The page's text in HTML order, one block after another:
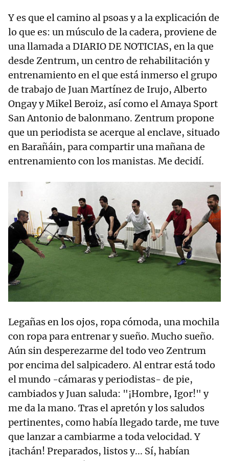
Y es que el camino al psoas y a la explicación de
lo que es: un músculo de la cadera, proviene de
una llamada a DIARIO DE NOTICIAS, en la que
desde Zentrum, un centro de rehabilitación y
entrenamiento en el que está inmerso el grupo
de trabajo de Juan Martínez de Irujo, Alberto
Ongay y Mikel Beroiz, así como el Amaya Sport
San Antonio de balonmano. Zentrum propone
que un periodista se acerque al enclave, situado
en Barañáin, para compartir una mañana de
entrenamiento con los manistas. Me decidí.
Legañas en los ojos, ropa cómoda, una mochila
con ropa para entrenar y sueño. Mucho sueño.
Aún sin desperezarme del todo veo Zentrum
por encima del salpicadero. Al entrar está todo
el mundo -cámaras y periodistas- de pie,
cambiados y Juan saluda: "¡Hombre, Igor!" y
me da la mano. Tras el apretón y los saludos
pertinentes, como había llegado tarde, me tuve
que lanzar a cambiarme a toda velocidad. Y
¡tachán! Preparados, listos y... Sí, habían